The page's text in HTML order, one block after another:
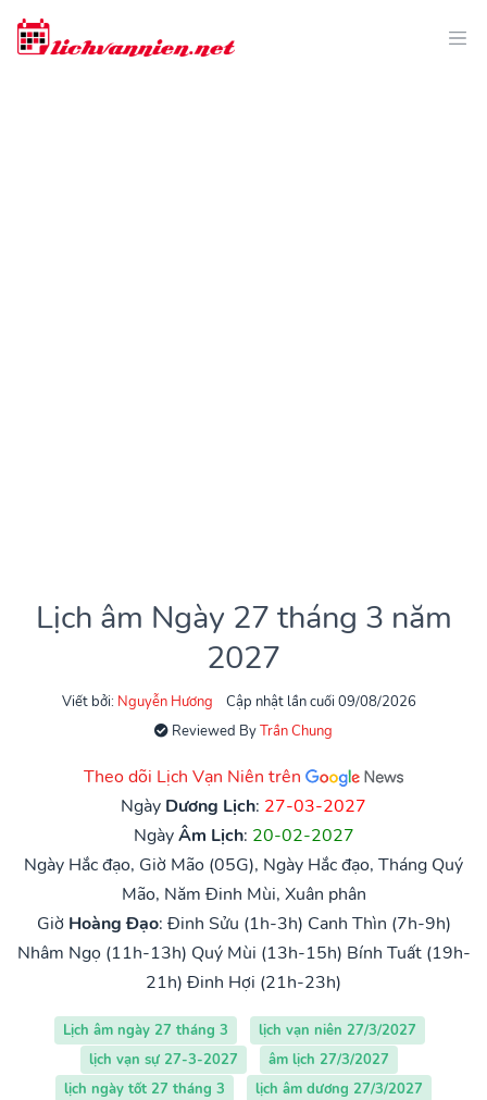
Lịch âm Ngày 27 tháng 3 năm
2027
Viết bởi: Nguyễn Hương
Cập nhật lần cuối 09/08/2026
Reviewed ByTrần Chung
Theo dõi Lịch Vạn Niên trên
Ngày Dương Lịch: 27-03-2027
NgàyÂm Lịch: 20-02-2027
Ngày Hắc đạo, Giờ Mão (05G), Ngày Hắc đạo, Tháng Quý
Mão, Năm Đinh Mùi, Xuân phân
Giờ Hoàng Đạo: Đinh Sửu (1h-3h) Canh Thìn (7h-9h)
Nhâm Ngọ (11h-13h) Quý Mùi (13h-15h) Bính Tuất (19h-
21h) Đinh Hợi (21h-23h)
Lịch âm ngày 27 tháng 3
lịch vạn niên 27/3/2027
lịch vạn sự 27-3-2027
âm lịch 27/3/2027
lịch ngày tốt 27 tháng 3
lịch âm dương 27/3/2027